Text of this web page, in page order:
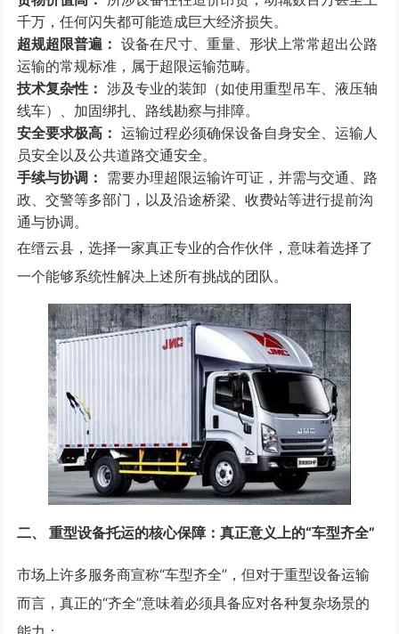
千万，任何闪失都可能造成巨大经济损失。
超规超限普遍： 设备在尺寸、重量、形状上常常超出公路
运输的常规标准，属于超限运输范畴。
技术复杂性： 涉及专业的装卸（如使用重型吊车、液压轴
线车）、加固绑扎、路线勘察与排障。
安全要求极高： 运输过程必须确保设备自身安全、运输人
员安全以及公共道路交通安全。
手续与协调： 需要办理超限运输许可证，并需与交通、路
政、交警等多部门，以及沿途桥梁、收费站等进行提前沟
通与协调。
在缙云县，选择一家真正专业的合作伙伴，意味着选择了
一个能够系统性解决上述所有挑战的团队。
二、 重型设备托运的核心保障：真正意义上的“车型齐全”
市场上许多服务商宣称“车型齐全”，但对于重型设备运输
而言，真正的“齐全”意味着必须具备应对各种复杂场景的